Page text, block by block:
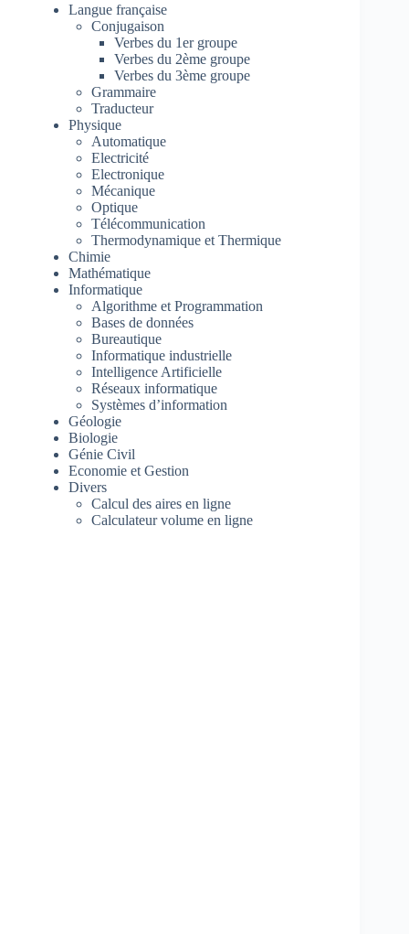
Langue française
Conjugaison
Verbes du 1er groupe
Verbes du 2ème groupe
Verbes du 3ème groupe
Grammaire
Traducteur
Physique
Automatique
Electricité
Electronique
Mécanique
Optique
Télécommunication
Thermodynamique et Thermique
Chimie
Mathématique
Informatique
Algorithme et Programmation
Bases de données
Bureautique
Informatique industrielle
Intelligence Artificielle
Réseaux informatique
Systèmes d’information
Géologie
Biologie
Génie Civil
Economie et Gestion
Divers
Calcul des aires en ligne
Calculateur volume en ligne